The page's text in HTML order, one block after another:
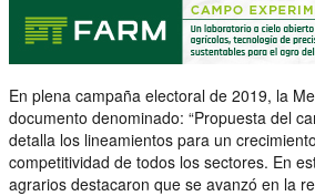
En plena campaña electoral de 2019, la
documento denominado: “Propuesta del
detalla los lineamientos para un
competitividad de todos los sectores. En
agrarios destacaron que se avanzó en la